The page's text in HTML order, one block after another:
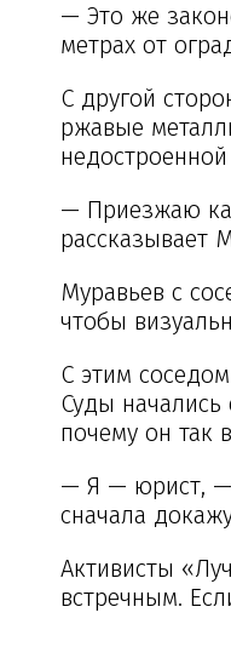
— Это же
метрах от
С другой
ржавые
— Приезжаю
рассказывает
Муравьев с
чтобы
С этим
Суды начались
почему он так
— Я — юрист, —
сначала
Активисты
встречным.